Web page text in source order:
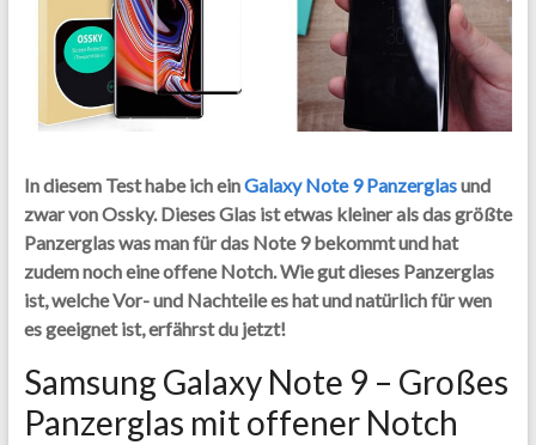
In diesem Test habe ich einGalaxy Note 9 Panzerglasund
zwar von Ossky. Dieses Glas ist etwas kleiner als das größte
Panzerglas was man für das Note 9 bekommt und hat
zudem noch eine offene Notch. Wie gut dieses Panzerglas
ist, welche Vor- und Nachteile es hat und natürlich für wen
es geeignet ist, erfährst du jetzt!
Samsung Galaxy Note 9 – Großes
Panzerglas mit offener Notch